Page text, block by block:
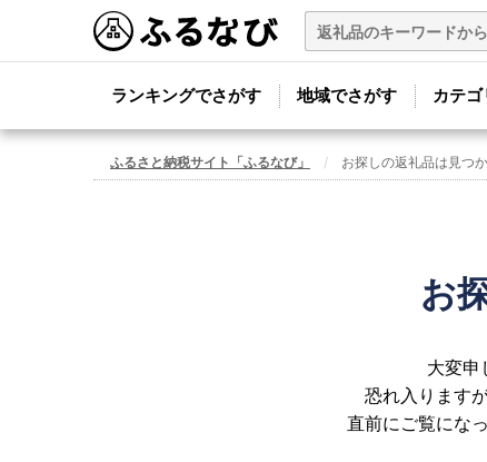
ランキングでさがす 地域でさがす カテ
ふるさと納税サイト「ふるなび」 お探しの返礼品は見つ
お
大変申
恐れ入ります
直前にご覧にな